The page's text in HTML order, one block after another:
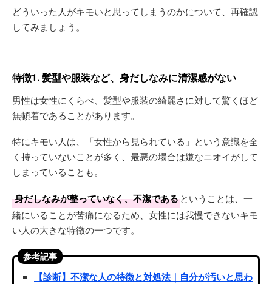
どういった人がキモいと思ってしまうのかについて、再確認
してみましょう。
特徴1. 髪型や服装など、身だしなみに清潔感がない
男性は女性にくらべ、髪型や服装の綺麗さに対して驚くほど
無頓着であることがあります。
特にキモい人は、「女性から見られている」という意識を全
く持っていないことが多く、最悪の場合は嫌なニオイがして
しまっていることも。
身だしなみが整っていなく、不潔であるということは、一
緒にいることが苦痛になるため、女性には我慢できないキモ
い人の大きな特徴の一つです。
参考記事
【診断】不潔な人の特徴と対処法｜自分が汚いと思わ